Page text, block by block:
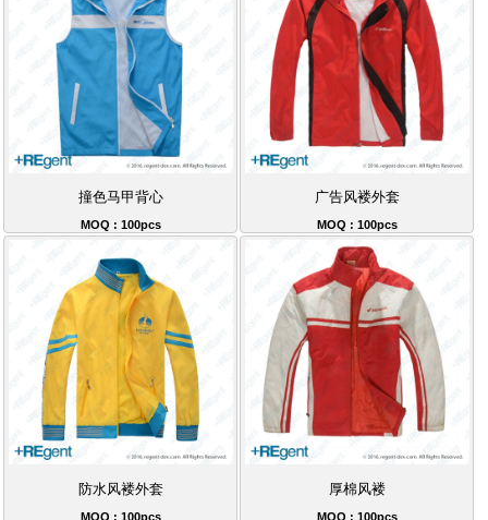
撞色马甲背心
MOQ : 100pcs
广告风褛外套
MOQ : 100pcs
防水风褛外套
MOQ : 100pcs
厚棉风褛
MOQ : 100pcs